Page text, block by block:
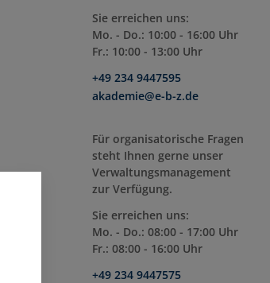
Sie erreichen uns:
Mo. - Do.: 10:00 - 16:00 Uhr
Fr.: 10:00 - 13:00 Uhr
+49 234 9447595
akademie@e-b-z.de
Für organisatorische Fragen
steht Ihnen gerne unser
Verwaltungsmanagement
zur Verfügung.
Sie erreichen uns:
Mo. - Do.: 08:00 - 17:00 Uhr
Fr.: 08:00 - 16:00 Uhr
+49 234 9447575